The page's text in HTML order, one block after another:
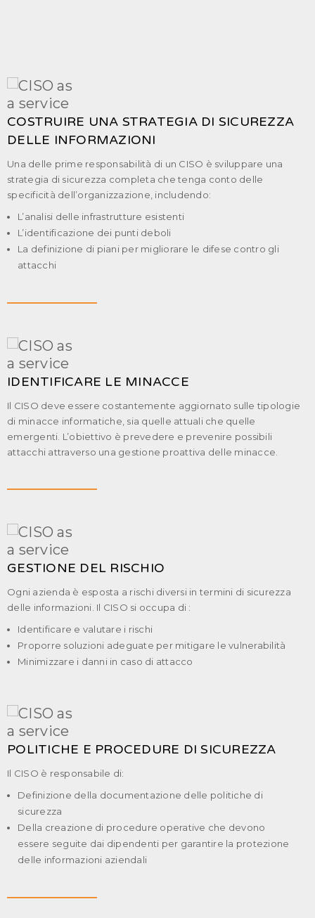
COSTRUIRE UNA STRATEGIA DI SICUREZZA
DELLE INFORMAZIONI
Una delle prime responsabilità di un CISO è sviluppare una
strategia di sicurezza completa che tenga conto delle
specificità dell’organizzazione, includendo:
L’analisi delle infrastrutture esistenti
L’identificazione dei punti deboli
La definizione di piani per migliorare le difese contro gli
attacchi
IDENTIFICARE LE MINACCE
Il CISO deve essere costantemente aggiornato sulle tipologie
di minacce informatiche, sia quelle attuali che quelle
emergenti. L’obiettivo è prevedere e prevenire possibili
attacchi attraverso una gestione proattiva delle minacce.
GESTIONE DEL RISCHIO
Ogni azienda è esposta a rischi diversi in termini di sicurezza
delle informazioni. Il CISO si occupa di :
Identificare e valutare i rischi
Proporre soluzioni adeguate per mitigare le vulnerabilità
Minimizzare i danni in caso di attacco
POLITICHE E PROCEDURE DI SICUREZZA
Il CISO è responsabile di:
Definizione della documentazione delle politiche di
sicurezza
Della creazione di procedure operative che devono
essere seguite dai dipendenti per garantire la protezione
delle informazioni aziendali